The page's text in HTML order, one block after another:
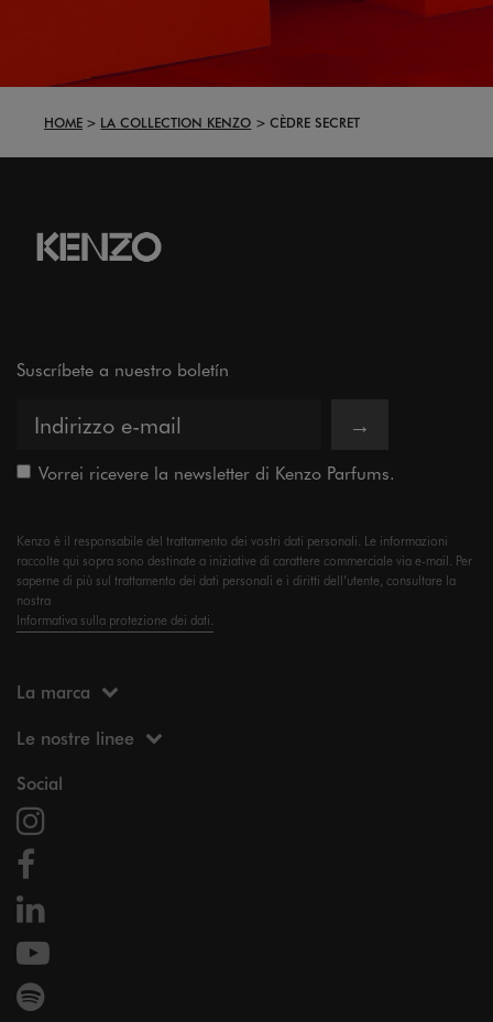
HOME LA COLLECTION KENZO CÈDRE SECRET
Suscríbete a nuestro boletín
→
Vorrei ricevere la newsletter di Kenzo Parfums.
Kenzo è il responsabile del trattamento dei vostri dati personali. Le informazioni
raccolte qui sopra sono destinate a iniziative di carattere commerciale via e-mail. Per
saperne di più sul trattamento dei dati personali e i diritti dell’utente, consultare la
nostra
Informativa sulla protezione dei dati.
La marca
Le nostre linee
Social